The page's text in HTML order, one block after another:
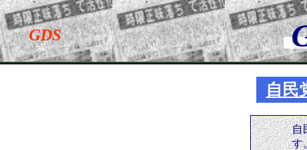
GDS
自民
自
す